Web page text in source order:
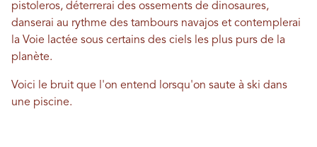
pistoleros, déterrerai des ossements de dinosaures,
danserai au rythme des tambours navajos et contemplerai
la Voie lactée sous certains des ciels les plus purs de la
planète.
Voici le bruit que l'on entend lorsqu'on saute à ski dans
une piscine.